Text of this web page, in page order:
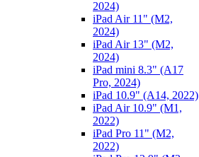
2024)
iPad Air 11" (M2,
2024)
iPad Air 13" (M2,
2024)
iPad mini 8.3" (A17
Pro, 2024)
iPad 10.9" (A14, 2022)
iPad Air 10.9" (M1,
2022)
iPad Pro 11" (M2,
2022)